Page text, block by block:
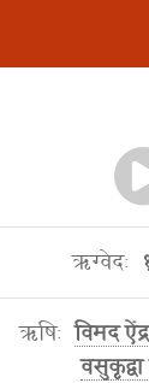
ऋग्वेदः
ऋषिः विमद
वसुकृद्वा